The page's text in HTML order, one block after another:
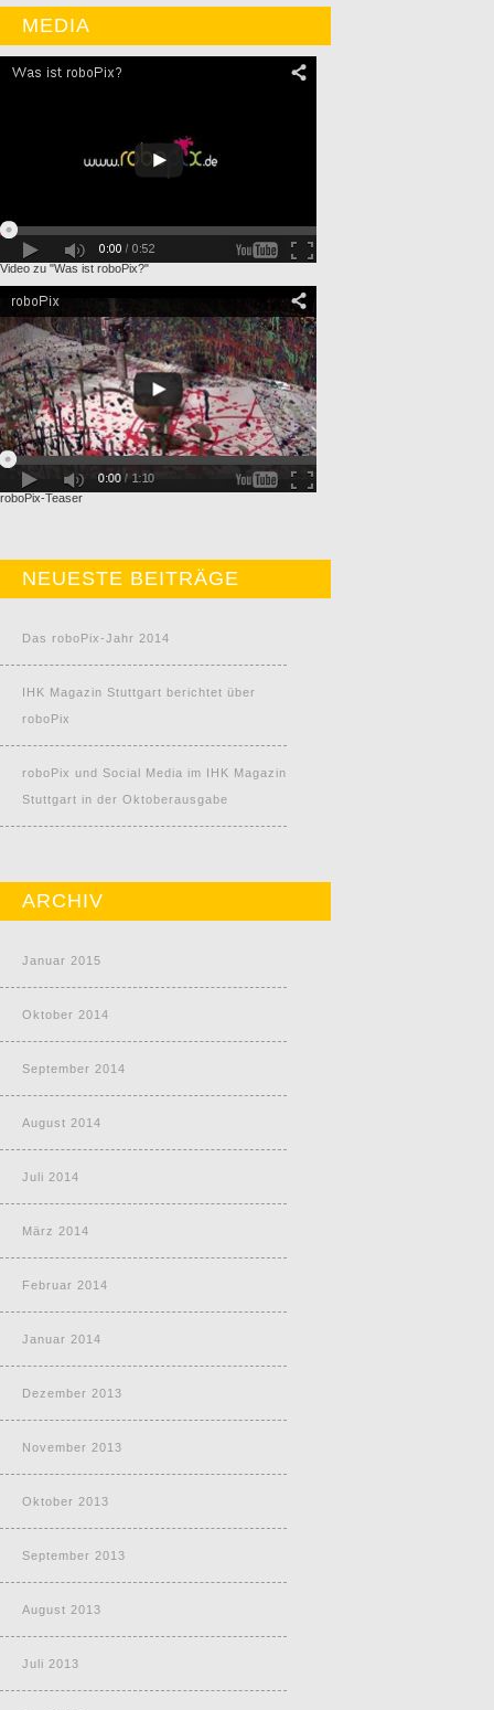
MEDIA
Video zu "Was ist roboPix?"
roboPix-Teaser
NEUESTE BEITRÄGE
Das roboPix-Jahr 2014
IHK Magazin Stuttgart berichtet über
roboPix
roboPix und Social Media im IHK Magazin
Stuttgart in der Oktoberausgabe
ARCHIV
Januar 2015
Oktober 2014
September 2014
August 2014
Juli 2014
März 2014
Februar 2014
Januar 2014
Dezember 2013
November 2013
Oktober 2013
September 2013
August 2013
Juli 2013